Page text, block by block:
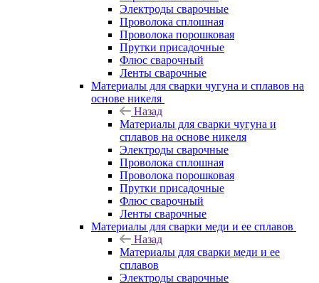
Электроды сварочные
Проволока сплошная
Проволока порошковая
Прутки присадочные
Флюс сварочный
Ленты сварочные
Материалы для сварки чугуна и сплавов на
основе никеля
Назад
Материалы для сварки чугуна и
сплавов на основе никеля
Электроды сварочные
Проволока сплошная
Проволока порошковая
Прутки присадочные
Флюс сварочный
Ленты сварочные
Материалы для сварки меди и ее сплавов
Назад
Материалы для сварки меди и ее
сплавов
Электроды сварочные